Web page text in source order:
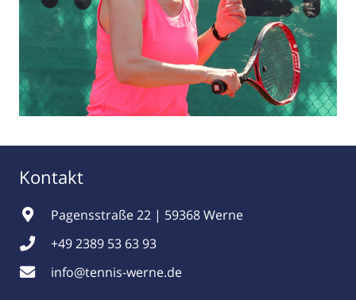
Kontakt
Pagensstraße 22 | 59368 Werne
+49 2389 53 63 93
info@tennis-werne.de